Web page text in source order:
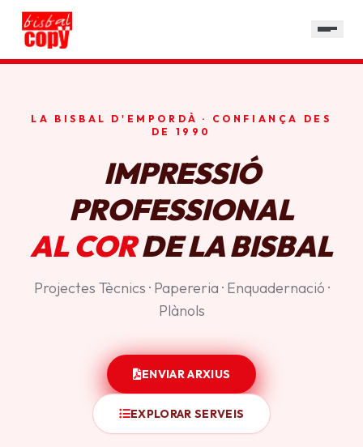
HORARI
LA BISBAL D'EMPORDÀ · CONFIANÇA DES
DE 1990
IMPRESSIÓ
PROFESSIONAL
AL CORDE LA BISBAL
Projectes Tècnics · Papereria · Enquadernació ·
Plànols
ENVIAR ARXIUS
EXPLORAR SERVEIS